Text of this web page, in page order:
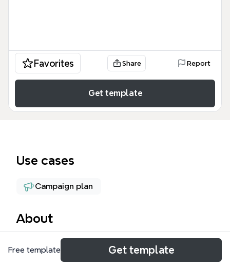
Favorites Share Report
Get template
Use cases
Campaign plan
About
観光客誘致のマインドマップテンプレートは、地域活
性化や観光振興に取り組む自治体・観光協会向けに、
Free template Get template